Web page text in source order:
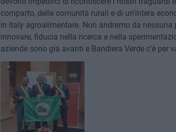
comparto, delle comunità rurali e di un'intera
in Italy agroalimentare. Non andremo da
innovare, fiducia nella ricerca e nella
aziende sono già avanti e Bandiera Verde c'è per